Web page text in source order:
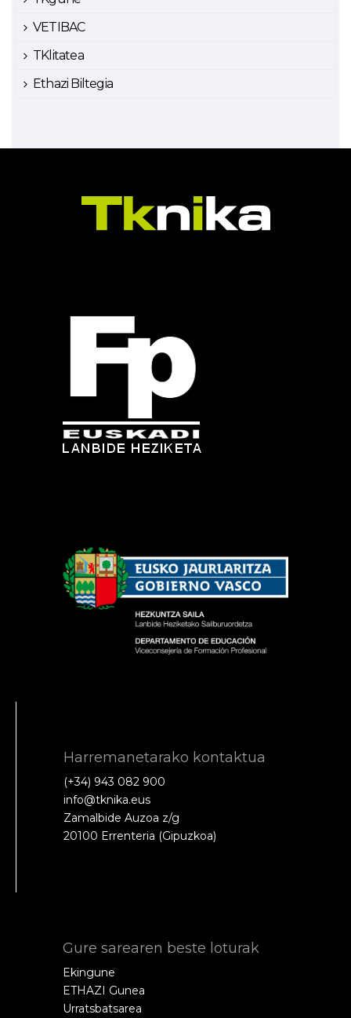
VETIBAC
TKlitatea
Ethazi Biltegia
Harremanetarako kontaktua
(+34) 943 082 900
info@tknika.eus
Zamalbide Auzoa z/g
20100 Errenteria (Gipuzkoa)
Gure sarearen beste loturak
Ekingune
ETHAZI Gunea
Urratsbatsarea